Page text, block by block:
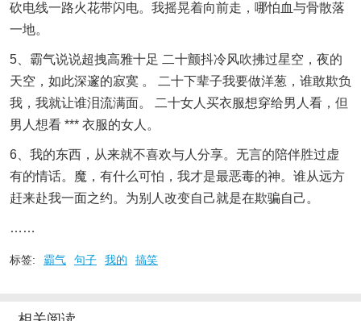
砍电线一路火花带闪电。我摇晃着向前走，哪怕血与骨散落
一地。
5、霸气说说超拽高雅十足 二十颤抖冷风吹拂过星空，夜的
天空，如此深邃的寂寞 。 二十下辈子我要做洋葱，谁敢欺负
我，我就让谁泪流满面。 二十女人买衣服想穿给男人看，但
男人想看 *** 衣服的女人。
6、我的东西，从来就不喜欢与人分享。无言的陪伴胜过虚
有的情话。魔，有什么可怕，我才是最恶毒的神。谁从远方
赶来赴我一面之约。为别人改变自己就是在欺骗自己。
……
标签: 霸气 句子 我的 搞笑